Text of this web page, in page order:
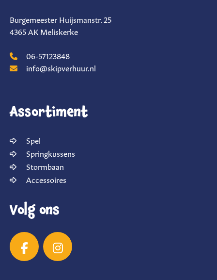
Burgemeester Huijsmanstr. 25
4365 AK Meliskerke
06-57123848
info@skipverhuur.nl
Assortiment
Spel
Springkussens
Stormbaan
Accessoires
Volg ons